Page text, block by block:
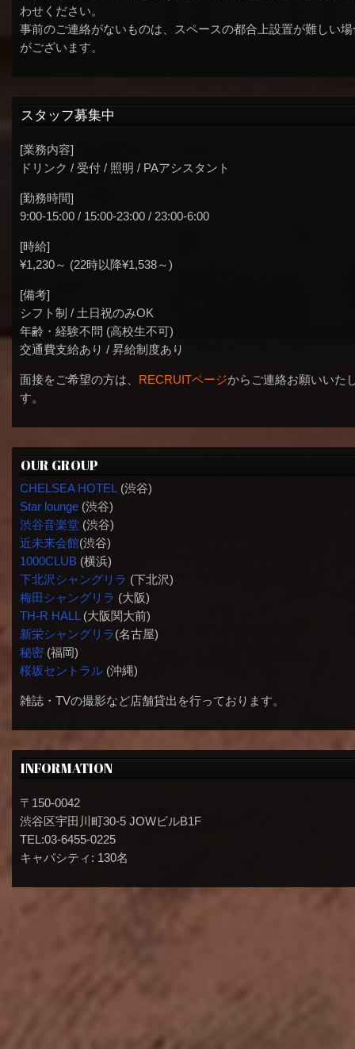
わせください。
事前のご連絡がないものは、スペースの都合上設置が難しい場
がございます。
スタッフ募集中
[業務内容]
ドリンク / 受付 / 照明 / PAアシスタント
[勤務時間]
9:00-15:00 / 15:00-23:00 / 23:00-6:00
[時給]
¥1,230～ (22時以降¥1,538～)
[備考]
シフト制 / 土日祝のみOK
年齢・経験不問 (高校生不可)
交通費支給あり / 昇給制度あり
面接をご希望の方は、 RECRUITページからご連絡お願いいた
す。
OUR GROUP
CHELSEA HOTEL (渋谷)
Star lounge(渋谷)
渋谷音楽堂(渋谷)
近未来会館(渋谷)
1000CLUB(横浜)
下北沢シャングリラ (下北沢)
梅田シャングリラ (大阪)
TH-R HALL(大阪関大前)
新栄シャングリラ(名古屋)
秘密(福岡)
桜坂セントラル(沖縄)
雑誌・TVの撮影など店舗貸出を行っております。
INFORMATION
〒150-0042
渋谷区宇田川町30-5 JOWビルB1F
TEL:03-6455-0225
キャパシティ: 130名